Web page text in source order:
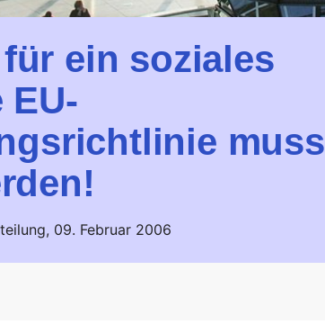
ein soziales
EU-
muss
09. Februar 2006